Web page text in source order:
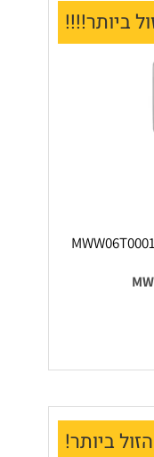
ביותר!!!!
ביותר!